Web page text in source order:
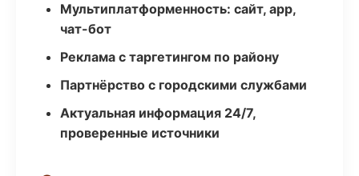
Мультиплатформенность: сайт, app,
чат-бот
Реклама с таргетингом по району
Партнёрство с городскими службами
Актуальная информация 24/7,
проверенные источники